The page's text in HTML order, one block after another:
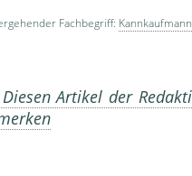
Fachbegriff: Kannkaufmann
Diesen Artikel der